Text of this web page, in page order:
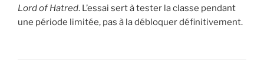
Lord of Hatred. L’essai sert à tester la classe pendant
une période limitée, pas à la débloquer définitivement.